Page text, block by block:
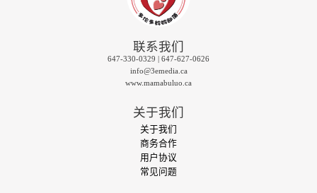
联系我们
647-330-0329 | 647-627-0626
info@3emedia.ca
www.mamabuluo.ca
关于我们
关于我们
商务合作
用户协议
常见问题